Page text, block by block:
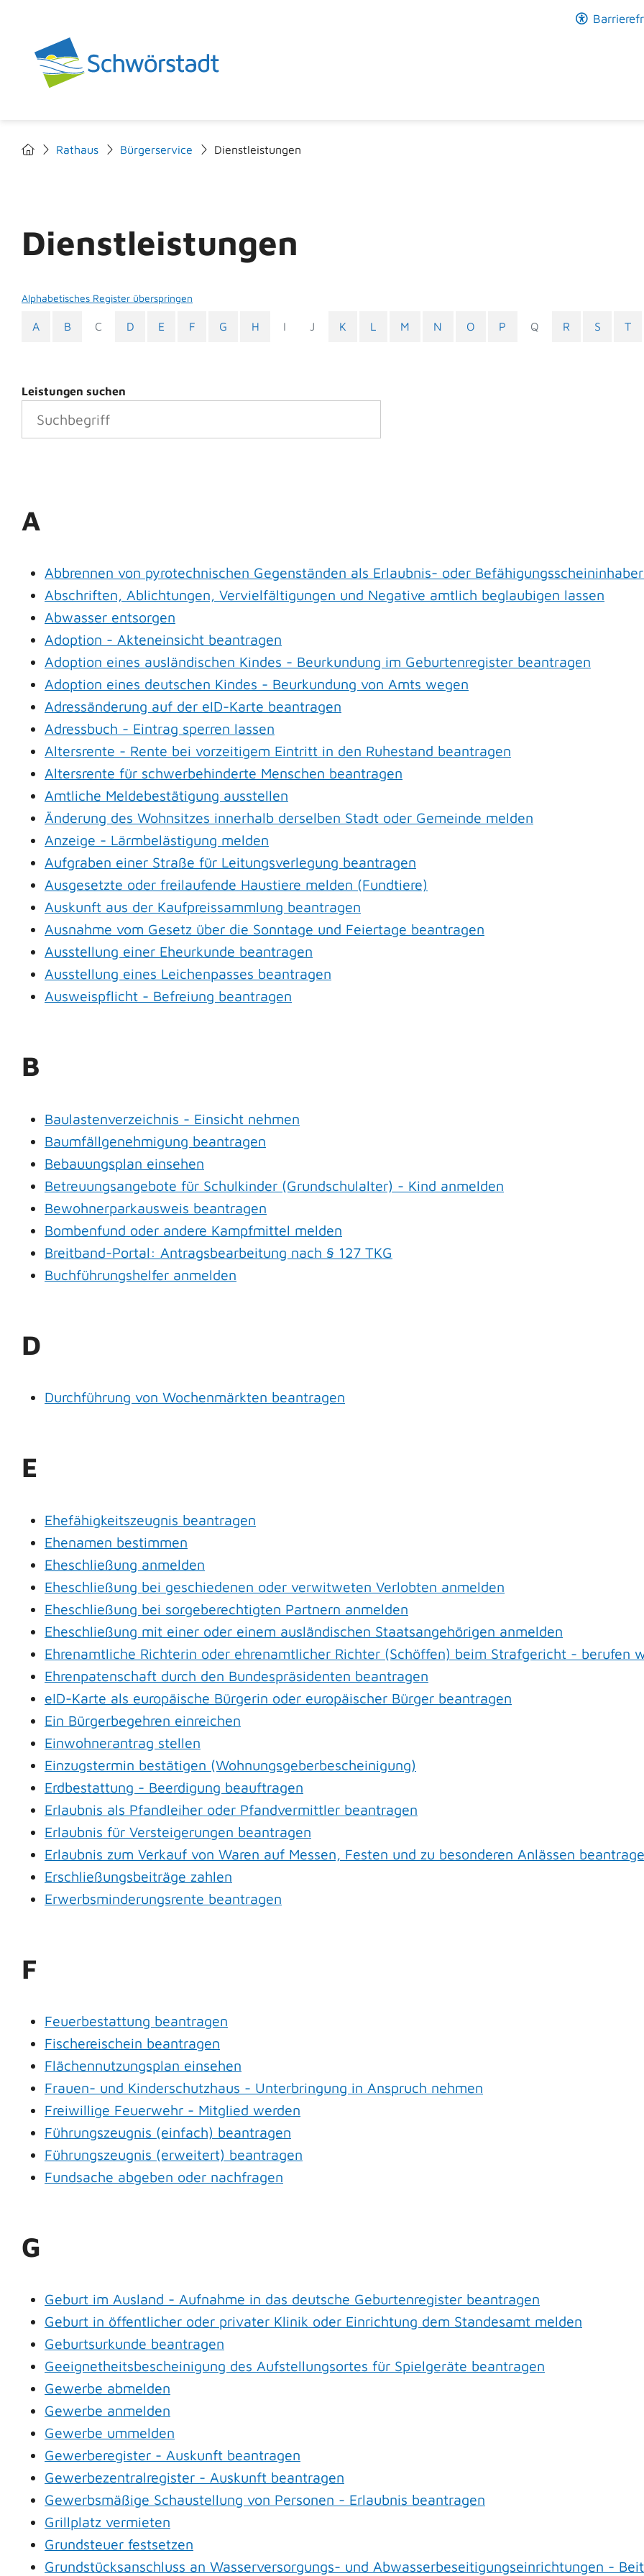
Rathaus Bürgerservice Dienstleistungen
Dienstleistungen
Alphabetisches Register überspringen
A B C D E F G H I J K L M N O P Q R S T
Leistungen suchen
A
Abbrennen von pyrotechnischen Gegenständen als Erlaubnis- oder
Abschriften, Ablichtungen, Vervielfältigungen und Negative amtlich beglaubigen lassen
Abwasser entsorgen
Adoption - Akteneinsicht beantragen
Adoption eines ausländischen Kindes - Beurkundung im Geburtenregister beantragen
Adoption eines deutschen Kindes - Beurkundung von Amts wegen
Adressänderung auf der eID-Karte beantragen
Adressbuch - Eintrag sperren lassen
Altersrente - Rente bei vorzeitigem Eintritt in den Ruhestand beantragen
Altersrente für schwerbehinderte Menschen beantragen
Amtliche Meldebestätigung ausstellen
Änderung des Wohnsitzes innerhalb derselben Stadt oder Gemeinde melden
Anzeige - Lärmbelästigung melden
Aufgraben einer Straße für Leitungsverlegung beantragen
Ausgesetzte oder freilaufende Haustiere melden (Fundtiere)
Auskunft aus der Kaufpreissammlung beantragen
Ausnahme vom Gesetz über die Sonntage und Feiertage beantragen
Ausstellung einer Eheurkunde beantragen
Ausstellung eines Leichenpasses beantragen
Ausweispflicht - Befreiung beantragen
B
Baulastenverzeichnis - Einsicht nehmen
Baumfällgenehmigung beantragen
Bebauungsplan einsehen
Betreuungsangebote für Schulkinder (Grundschulalter) - Kind anmelden
Bewohnerparkausweis beantragen
Bombenfund oder andere Kampfmittel melden
Breitband-Portal: Antragsbearbeitung nach § 127 TKG
Buchführungshelfer anmelden
D
Durchführung von Wochenmärkten beantragen
E
Ehefähigkeitszeugnis beantragen
Ehenamen bestimmen
Eheschließung anmelden
Eheschließung bei geschiedenen oder verwitweten Verlobten anmelden
Eheschließung bei sorgeberechtigten Partnern anmelden
Eheschließung mit einer oder einem ausländischen Staatsangehörigen anmelden
Ehrenamtliche Richterin oder ehrenamtlicher Richter (Schöffen) beim Strafgericht - berufen
Ehrenpatenschaft durch den Bundespräsidenten beantragen
eID-Karte als europäische Bürgerin oder europäischer Bürger beantragen
Ein Bürgerbegehren einreichen
Einwohnerantrag stellen
Einzugstermin bestätigen (Wohnungsgeberbescheinigung)
Erdbestattung - Beerdigung beauftragen
Erlaubnis als Pfandleiher oder Pfandvermittler beantragen
Erlaubnis für Versteigerungen beantragen
Erlaubnis zum Verkauf von Waren auf Messen, Festen und zu besonderen Anlässen
Erschließungsbeiträge zahlen
Erwerbsminderungsrente beantragen
F
Feuerbestattung beantragen
Fischereischein beantragen
Flächennutzungsplan einsehen
Frauen- und Kinderschutzhaus - Unterbringung in Anspruch nehmen
Freiwillige Feuerwehr - Mitglied werden
Führungszeugnis (einfach) beantragen
Führungszeugnis (erweitert) beantragen
Fundsache abgeben oder nachfragen
G
Geburt im Ausland - Aufnahme in das deutsche Geburtenregister beantragen
Geburt in öffentlicher oder privater Klinik oder Einrichtung dem Standesamt melden
Geburtsurkunde beantragen
Geeignetheitsbescheinigung des Aufstellungsortes für Spielgeräte beantragen
Gewerbe abmelden
Gewerbe anmelden
Gewerbe ummelden
Gewerberegister - Auskunft beantragen
Gewerbezentralregister - Auskunft beantragen
Gewerbsmäßige Schaustellung von Personen - Erlaubnis beantragen
Grillplatz vermieten
Grundsteuer festsetzen
Grundstücksanschluss an Wasserversorgungs- und Abwasserbeseitigungseinrichtungen -